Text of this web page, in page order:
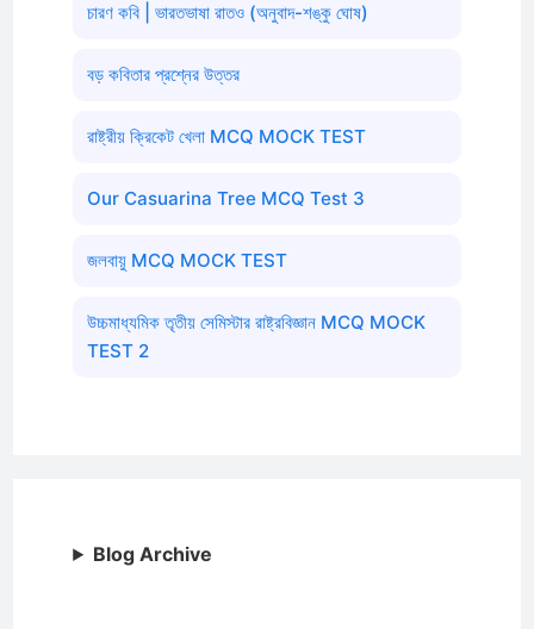
চারণ কবি | ভারতভাষা রাতও (অনুবাদ-শঙ্কু ঘোষ)
বড় কবিতার প্রশ্নের উত্তর
রাষ্ট্রীয় ক্রিকেট খেলা MCQ MOCK TEST
Our Casuarina Tree MCQ Test 3
জলবায়ু MCQ MOCK TEST
উচ্চমাধ্যমিক তৃতীয় সেমিস্টার রাষ্ট্রবিজ্ঞান MCQ MOCK
TEST 2
Blog Archive